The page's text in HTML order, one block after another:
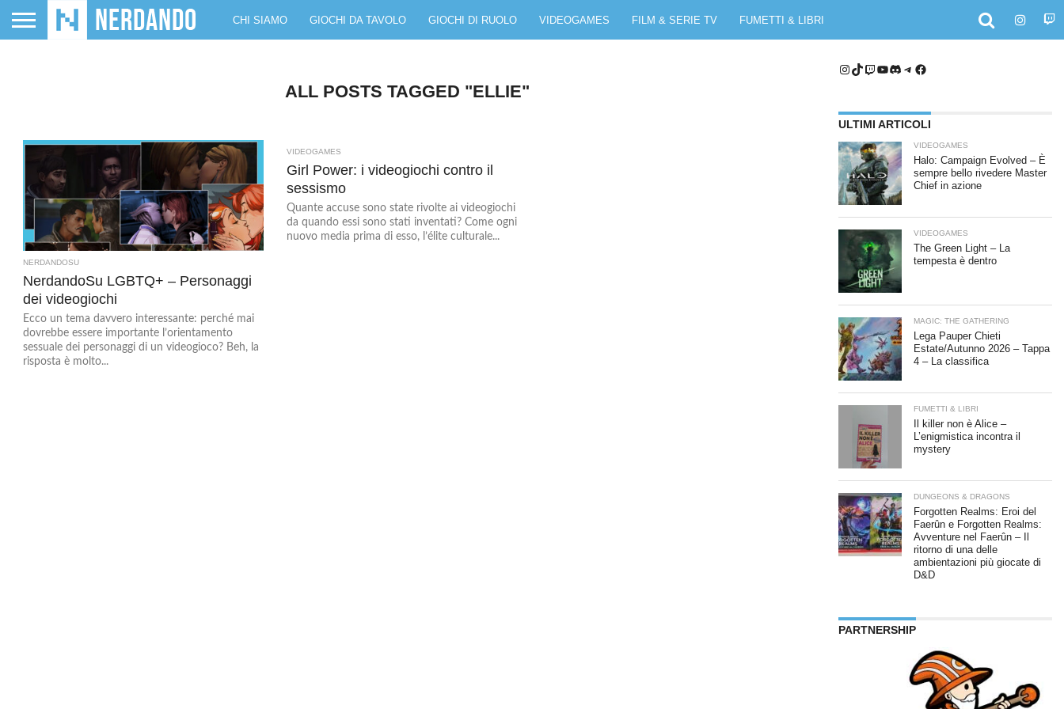
CHI SIAMO GIOCHI DA TAVOLO GIOCHI DI RUOLO VIDEOGAMES FILM & SERIE TV FUMETTI & LIBRI
ALL POSTS TAGGED "ELLIE"
NERDANDOSU
NerdandoSu LGBTQ+ – Personaggi
dei videogiochi
Ecco un tema davvero interessante: perché mai
dovrebbe essere importante l’orientamento
sessuale dei personaggi di un videogioco? Beh, la
risposta è molto...
VIDEOGAMES
Girl Power: i videogiochi contro il
sessismo
Quante accuse sono state rivolte ai videogiochi
da quando essi sono stati inventati? Come ogni
nuovo media prima di esso, l’élite culturale...
Instagram
TikTok
Twitch
YouTube
Discord
Telegram
Facebook
ULTIMI ARTICOLI
VIDEOGAMES
Halo: Campaign Evolved – È
sempre bello rivedere Master
Chief in azione
VIDEOGAMES
The Green Light – La
tempesta è dentro
MAGIC: THE GATHERING
Lega Pauper Chieti
Estate/Autunno 2026 – Tappa
4 – La classifica
FUMETTI & LIBRI
Il killer non è Alice –
L’enigmistica incontra il
mystery
DUNGEONS & DRAGONS
Forgotten Realms: Eroi del
Faerûn e Forgotten Realms:
Avventure nel Faerûn – Il
ritorno di una delle
ambientazioni più giocate di
D&D
PARTNERSHIP